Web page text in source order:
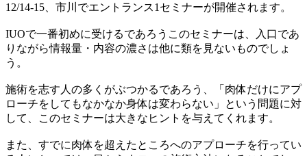
12/14-15、市川でエントランス1セミナーが開催されます。
IUOで一番初めに受けるであろうこのセミナーは、入口であ
りながら情報量・内容の濃さは他に類を見ないものでしょ
う。
施術を志す人の多くがぶつかるであろう、「肉体だけにアプ
ローチをしてもなかなか身体は変わらない」という問題に対
して、このセミナーは大きなヒントを与えてくれます。
また、すでに肉体を超えたところへのアプローチを行ってい